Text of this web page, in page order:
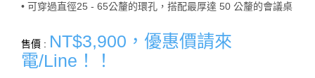
• 可穿過直徑25 - 65公釐的環孔，搭配最厚達 50 公釐的會議桌
售價 : NT$3,900，優惠價請來
電/Line！！